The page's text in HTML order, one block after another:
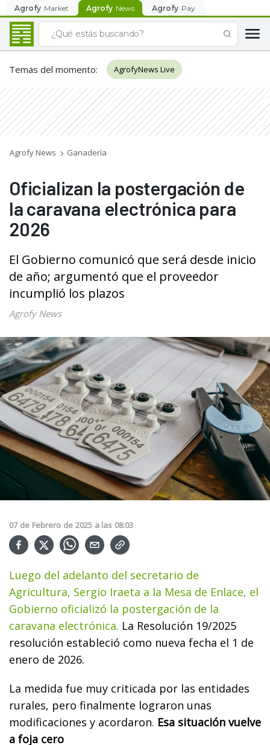
Agrofy Market Agrofy News Agrofy Pay
Temas del momento: AgrofyNews Live
Agrofy News Ganadería
Oficializan la postergación de
la caravana electrónica para
2026
El Gobierno comunicó que será desde inicio
de año; argumentó que el proveedor
incumplió los plazos
Agrofy News
07 de Febrero de 2025 a las 08:03
Luego del adelanto del secretario de
Agricultura, Sergio Iraeta a la Mesa de Enlace, el
Gobierno oficializó la postergación de la
caravana electrónica. La Resolución 19/2025
resolución estableció como nueva fecha el 1 de
enero de 2026.
La medida fue muy criticada por las entidades
rurales, pero finalmente lograron unas
modificaciones y acordaron. Esa situación vuelve
a foja cero